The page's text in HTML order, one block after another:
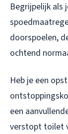
Begrijpelijk als
doorspoelen,
ochtend
Heb je een
een
verstopt toilet